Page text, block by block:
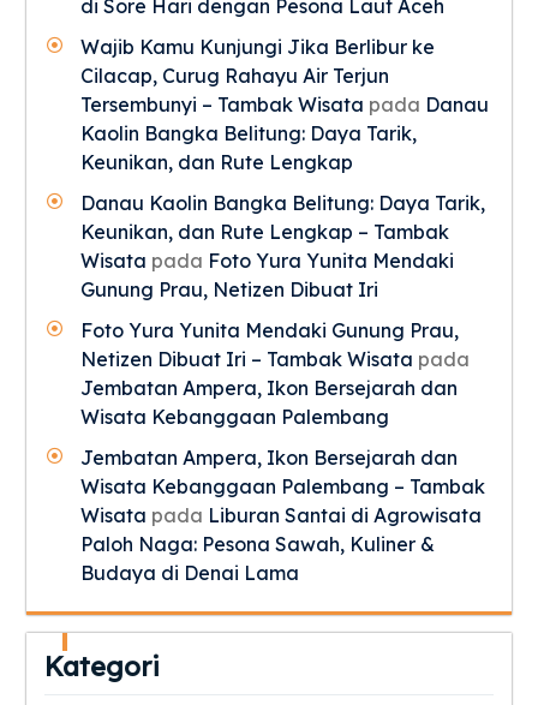
di Sore Hari dengan Pesona Laut Aceh
Wajib Kamu Kunjungi Jika Berlibur ke
Cilacap, Curug Rahayu Air Terjun
Tersembunyi – Tambak Wisata pada Danau
Kaolin Bangka Belitung: Daya Tarik,
Keunikan, dan Rute Lengkap
Danau Kaolin Bangka Belitung: Daya Tarik,
Keunikan, dan Rute Lengkap – Tambak
Wisata pada Foto Yura Yunita Mendaki
Gunung Prau, Netizen Dibuat Iri
Foto Yura Yunita Mendaki Gunung Prau,
Netizen Dibuat Iri – Tambak Wisata pada
Jembatan Ampera, Ikon Bersejarah dan
Wisata Kebanggaan Palembang
Jembatan Ampera, Ikon Bersejarah dan
Wisata Kebanggaan Palembang – Tambak
Wisata pada Liburan Santai di Agrowisata
Paloh Naga: Pesona Sawah, Kuliner &
Budaya di Denai Lama
Kategori